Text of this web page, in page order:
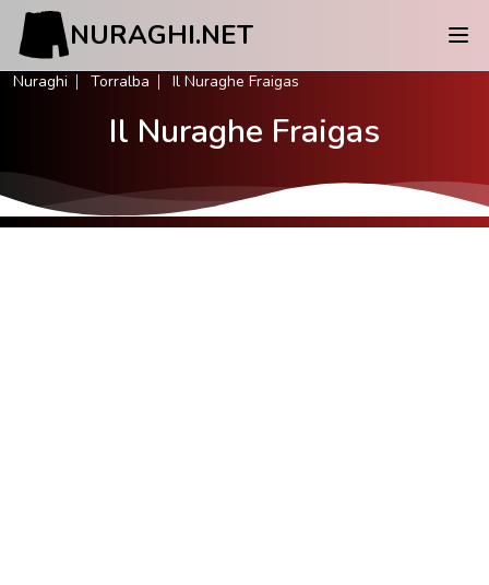
NURAGHI.NET
Nuraghi Torralba Il Nuraghe Fraigas
Il Nuraghe Fraigas